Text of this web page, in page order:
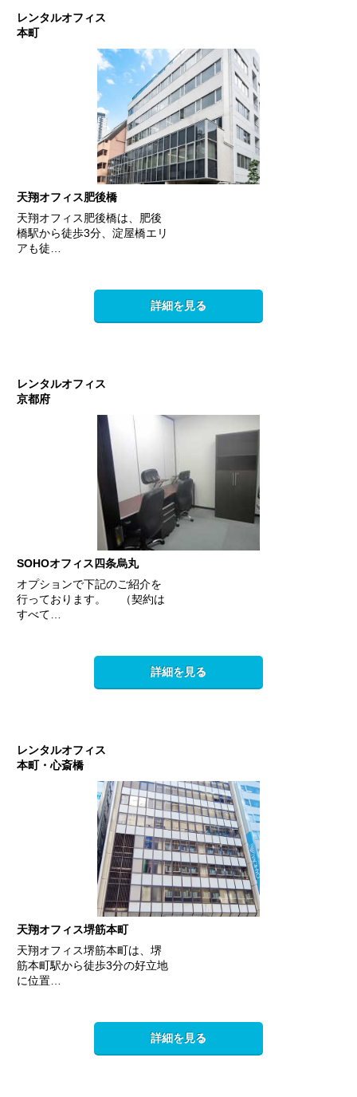
レンタルオフィス
本町
天翔オフィス肥後橋
天翔オフィス肥後橋は、肥後
橋駅から徒歩3分、淀屋橋エリ
アも徒…
詳細を見る
レンタルオフィス
京都府
SOHOオフィス四条烏丸
オプションで下記のご紹介を
行っております。 （契約は
すべて…
詳細を見る
レンタルオフィス
本町・心斎橋
天翔オフィス堺筋本町
天翔オフィス堺筋本町は、堺
筋本町駅から徒歩3分の好立地
に位置…
詳細を見る